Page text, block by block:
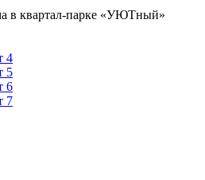
в квартал-парке «УЮТный»
4
5
6
7